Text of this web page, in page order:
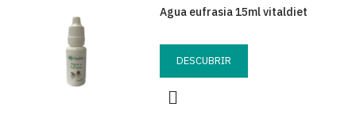
Agua eufrasia 15ml vitaldiet
DESCUBRIR